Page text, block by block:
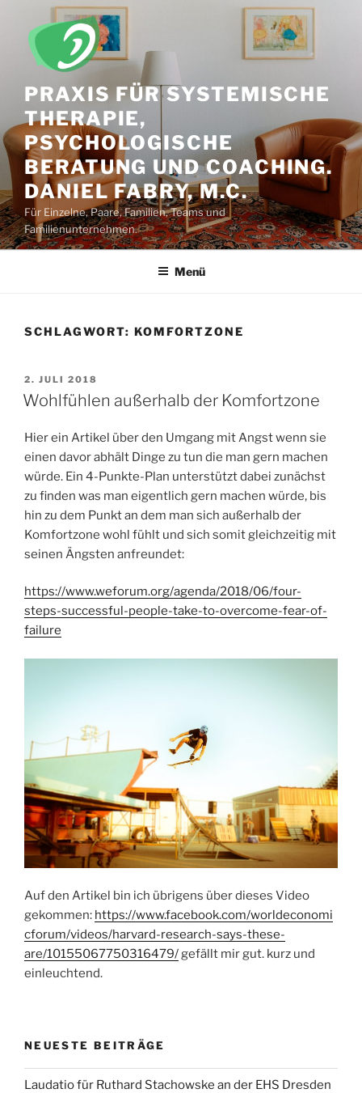
Inhalt
springen
PRAXIS FÜR SYSTEMISCHE
THERAPIE,
PSYCHOLOGISCHE
BERATUNG UND COACHING.
DANIEL FABRY, M.C.
Für Einzelne, Paare, Familien, Teams und
Familienunternehmen.
Menü
SCHLAGWORT: KOMFORTZONE
VERÖFFENTLICHT
AM
2. JULI 2018
Wohlfühlen außerhalb der Komfortzone
Hier ein Artikel über den Umgang mit Angst wenn sie
einen davor abhält Dinge zu tun die man gern machen
würde. Ein 4-Punkte-Plan unterstützt dabei zunächst
zu finden was man eigentlich gern machen würde, bis
hin zu dem Punkt an dem man sich außerhalb der
Komfortzone wohl fühlt und sich somit gleichzeitig mit
seinen Ängsten anfreundet:
https://www.weforum.org/agenda/2018/06/four-
steps-successful-people-take-to-overcome-fear-of-
failure
Auf den Artikel bin ich übrigens über dieses Video
gekommen: https://www.facebook.com/worldeconomi
cforum/videos/harvard-research-says-these-
are/10155067750316479/gefällt mir gut. kurz und
einleuchtend.
NEUESTE BEITRÄGE
Laudatio für Ruthard Stachowske an der EHS Dresden